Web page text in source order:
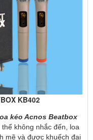
KB402
kéo Acnos Beatbox
không nhắc đến, loa
mẽ và được khuếch đại